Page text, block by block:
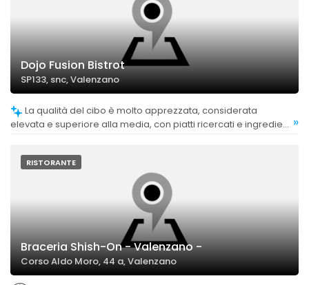
Dojo Fusion Bistrot
SP133, snc, Valenzano
elevata e superiore alla media, con piatti ricercati e ingredienti »
RISTORANTE
Braceria Shish-On - Valenzano -
Corso Aldo Moro, 44 a, Valenzano